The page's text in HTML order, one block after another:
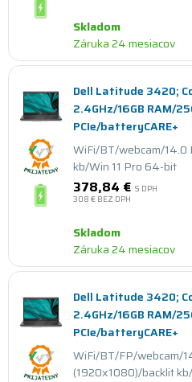
Skladom
Záruka 24 mesiacov
Dell Latitude 3420;
2.4GHz/16GB RAM/
PCIe/batteryCARE+
WiFi/BT/webcam/14.0
kb/Win 11 Pro 64-bit
378,84 € S DPH
308 € BEZ DPH
Skladom
Záruka 24 mesiacov
Dell Latitude 3420;
2.4GHz/16GB RAM/
PCIe/batteryCARE+
WiFi/BT/FP/webcam/
(1920x1080)/backlit